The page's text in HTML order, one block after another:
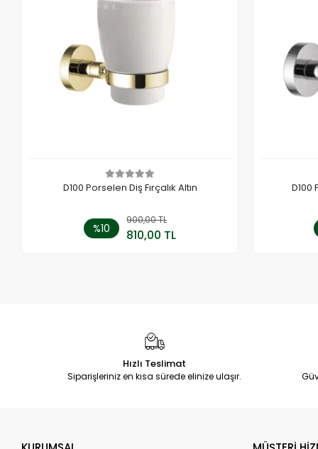
D100 Porselen Diş Fırçalık Altın
%10
900,00 TL
810,00 TL
Sepete Ekle
D100
Hızlı Teslimat
Siparişleriniz en kısa sürede elinize ulaşır.